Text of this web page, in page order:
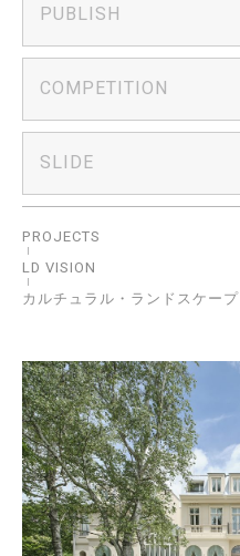
PUBLISH
COMPETITION
SLIDE
PROJECTS
LD VISION
カルチュラル・ランドスケープ